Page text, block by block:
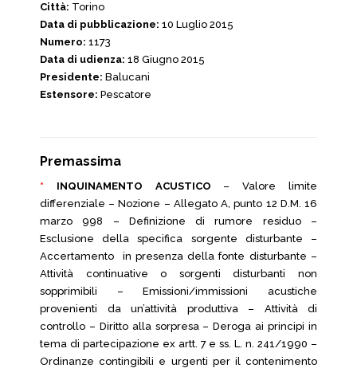
Città: Torino
Data di pubblicazione: 10 Luglio 2015
Numero: 1173
Data di udienza: 18 Giugno 2015
Presidente: Balucani
Estensore: Pescatore
Premassima
* INQUINAMENTO ACUSTICO – Valore limite
differenziale – Nozione – Allegato A, punto 12 D.M. 16
marzo 998 – Definizione di rumore residuo –
Esclusione della specifica sorgente disturbante –
Accertamento in presenza della fonte disturbante –
Attività continuative o sorgenti disturbanti non
sopprimibili – Emissioni/immissioni acustiche
provenienti da un’attività produttiva – Attività di
controllo – Diritto alla sorpresa – Deroga ai principi in
tema di partecipazione ex artt. 7 e ss. L. n. 241/1990 –
Ordinanze contingibili e urgenti per il contenimento